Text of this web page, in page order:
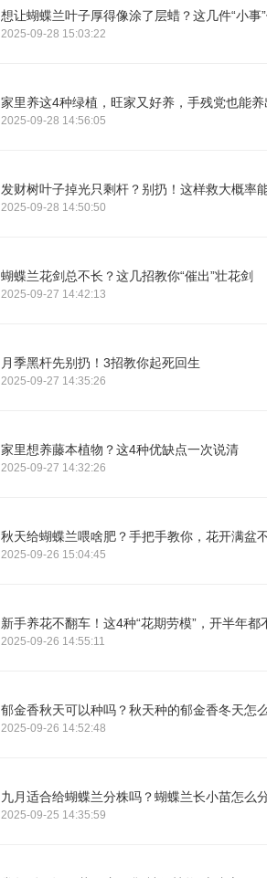
想让蝴蝶兰叶子厚得像涂了层蜡？这几件“小事”
2025-09-28 15:03:22
家里养这4种绿植，旺家又好养，手残党也能
2025-09-28 14:56:05
发财树叶子掉光只剩杆？别扔！这样救大概率
2025-09-28 14:50:50
蝴蝶兰花剑总不长？这几招教你“催出”壮花剑
2025-09-27 14:42:13
月季黑杆先别扔！3招教你起死回生
2025-09-27 14:35:26
家里想养藤本植物？这4种优缺点一次说清
2025-09-27 14:32:26
秋天给蝴蝶兰喂啥肥？手把手教你，花开满盆
2025-09-26 15:04:45
新手养花不翻车！这4种“花期劳模”，开半年
2025-09-26 14:55:11
郁金香秋天可以种吗？秋天种的郁金香冬天怎
2025-09-26 14:52:48
九月适合给蝴蝶兰分株吗？蝴蝶兰长小苗怎么
2025-09-25 14:35:59